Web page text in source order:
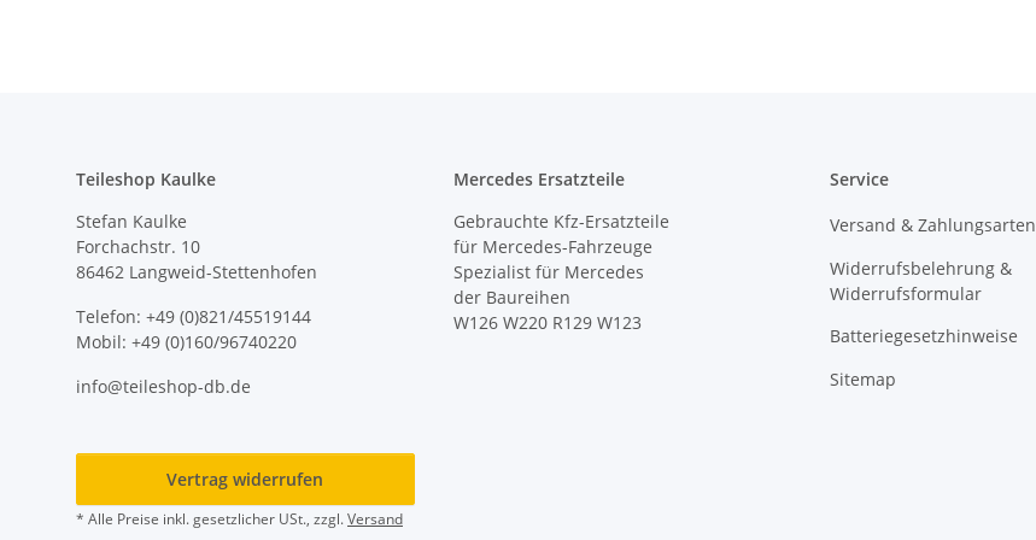
Teileshop Kaulke
Stefan Kaulke
Forchachstr. 10
86462 Langweid-Stettenhofen
Telefon: +49 (0)821/45519144
Mobil: +49 (0)160/96740220
info@teileshop-db.de
Mercedes Ersatzteile
Gebrauchte Kfz-Ersatzteile
für Mercedes-Fahrzeuge
Spezialist für Mercedes
der Baureihen
W126 W220 R129 W123
Service
Versand & Zahlungsarten
Widerrufsbelehrung &
Widerrufsformular
Batteriegesetzhinweise
Sitemap
Vertrag widerrufen
* Alle Preise inkl. gesetzlicher USt., zzgl.Versand